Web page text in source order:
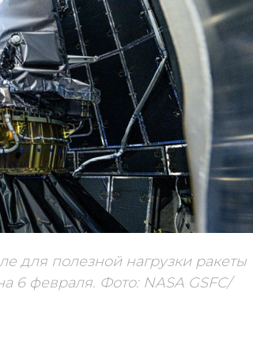
для полезной нагрузки ракеты
6 февраля. Фото: NASA GSFC/